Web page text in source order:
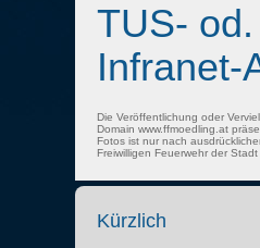
TUS- od.
Infranet-
Die Veröffentlichung oder
Domain www.ffmoedling.at
Fotos ist nur nach
Freiwilligen Feuerwehr der
Kürzlich